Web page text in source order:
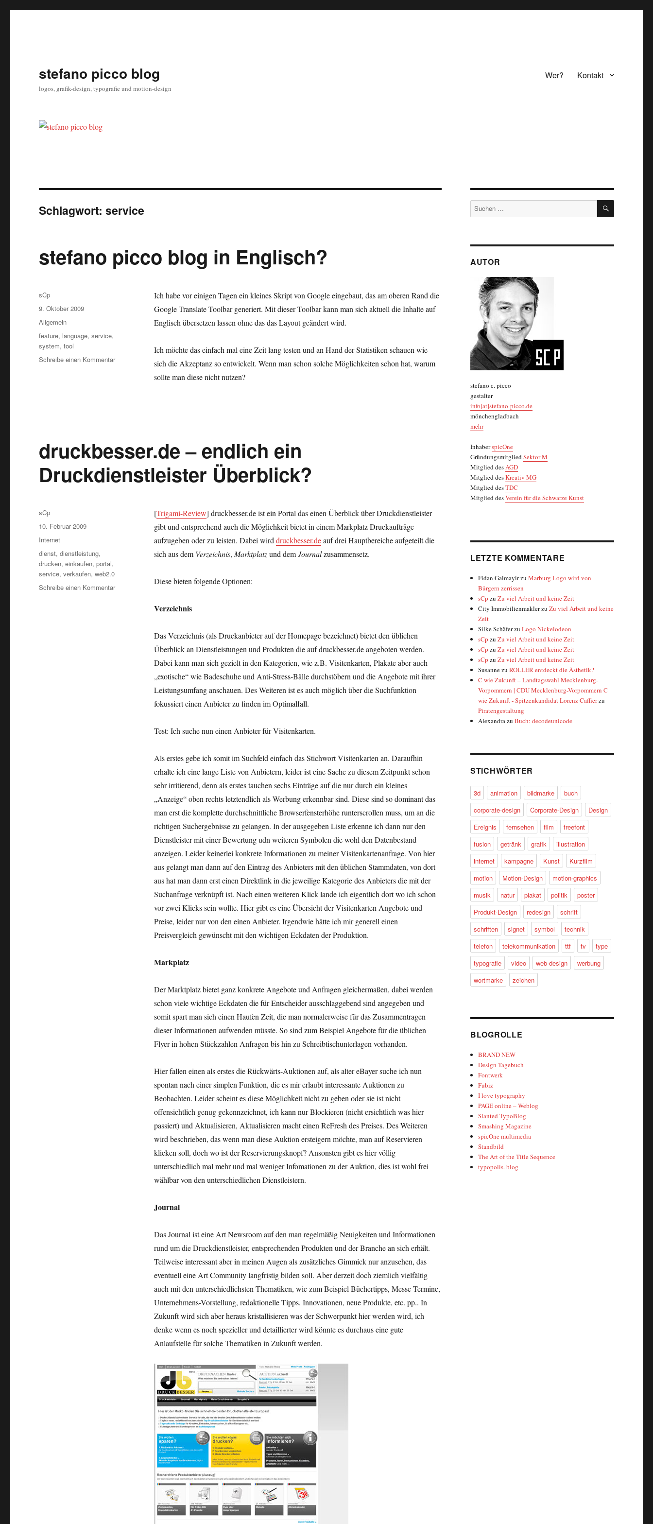
stefano picco blog
logos, grafik-design, typografie und motion-design
Wer? Kontakt
Schlagwort:service
stefano picco blog in Englisch?
Ich habe vor einigen Tagen ein kleines Skript von Google eingebaut, das am oberen Rand die
Google Translate Toolbar generiert. Mit dieser Toolbar kann man sich aktuell die Inhalte auf
Englisch übersetzen lassen ohne das das Layout geändert wird.
Ich möchte das einfach mal eine Zeit lang testen und an Hand der Statistiken schauen wie
sich die Akzeptanz so entwickelt. Wenn man schon solche Möglichkeiten schon hat, warum
sollte man diese nicht nutzen?
Autor
sCp
Veröffentlicht
am
9. Oktober 2009
Kategorien
Allgemein
Schlagwörter
feature, language,service,
system,tool
Schreibe einen Kommentarzu
druckbesser.de – endlich ein
Druckdienstleister Überblick?
[Trigami-Review] druckbesser.de ist ein Portal das einen Überblick über Druckdienstleister
gibt und entsprechend auch die Möglichkeit bietet in einem Markplatz Druckaufträge
aufzugeben oder zu leisten. Dabei wirddruckbesser.deauf drei Hauptbereiche aufgeteilt die
sich aus dem Verzeichnis, Marktplatzund demJournalzusammensetz.
Diese bieten folgende Optionen:
Verzeichnis
Das Verzeichnis (als Druckanbieter auf der Homepage bezeichnet) bietet den üblichen
Überblick an Dienstleistungen und Produkten die auf druckbesser.de angeboten werden.
Dabei kann man sich gezielt in den Kategorien, wie z.B. Visitenkarten, Plakate aber auch
„exotische“ wie Badeschuhe und Anti-Stress-Bälle durchstöbern und die Angebote mit ihrer
Leistungsumfang anschauen. Des Weiteren ist es auch möglich über die Suchfunktion
fokussiert einen Anbieter zu finden im Optimalfall.
Test: Ich suche nun einen Anbieter für Visitenkarten.
Als erstes gebe ich somit im Suchfeld einfach das Stichwort Visitenkarten an. Daraufhin
erhalte ich eine lange Liste von Anbietern, leider ist eine Sache zu diesem Zeitpunkt schon
sehr irritierend, denn als erstes tauchen sechs Einträge auf die nur durch ein kleines
„Anzeige“ oben rechts letztendlich als Werbung erkennbar sind. Diese sind so dominant das
man erst die komplette durchschnittliche Browserfensterhöhe runterscrollen muss, um an die
richtigen Suchergebnisse zu gelangen. In der ausgegeben Liste erkenne ich dann nur den
Dienstleister mit einer Bewertung udn weiteren Symbolen die wohl den Datenbestand
anzeigen. Leider keinerlei konkrete Informationen zu meiner Visitenkartenanfrage. Von hier
aus gelangt man dann auf den Eintrag des Anbieters mit den üblichen Stammdaten, von dort
aus hat man dann erst einen Direktlink in die jeweilige Kategorie des Anbieters die mit der
Suchanfrage verknüpft ist. Nach einen weiteren Klick lande ich eigentlich dort wo ich schon
vor zwei Klicks sein wollte. Hier gibt es eine Übersicht der Visitenkarten Angebote und
Preise, leider nur von den einen Anbieter. Irgendwie hätte ich mir generell einen
Preisvergleich gewünscht mit den wichtigen Eckdaten der Produktion.
Markplatz
Der Marktplatz bietet ganz konkrete Angebote und Anfragen gleichermaßen, dabei werden
schon viele wichtige Eckdaten die für Entscheider ausschlaggebend sind angegeben und
somit spart man sich einen Haufen Zeit, die man normalerweise für das Zusammentragen
dieser Informationen aufwenden müsste. So sind zum Beispiel Angebote für die üblichen
Flyer in hohen Stückzahlen Anfragen bis hin zu Schreibtischunterlagen vorhanden.
Hier fallen einen als erstes die Rückwärts-Auktionen auf, als alter eBayer suche ich nun
spontan nach einer simplen Funktion, die es mir erlaubt interessante Auktionen zu
Beobachten. Leider scheint es diese Möglichkeit nicht zu geben oder sie ist nicht
offensichtlich genug gekennzeichnet, ich kann nur Blockieren (nicht ersichtlich was hier
passiert) und Aktualisieren, Aktualisieren macht einen ReFresh des Preises. Des Weiteren
wird beschrieben, das wenn man diese Auktion ersteigern möchte, man auf Reservieren
klicken soll, doch wo ist der Reservierungsknopf? Ansonsten gibt es hier völlig
unterschiedlich mal mehr und mal weniger Infomationen zu der Auktion, dies ist wohl frei
wählbar von den unterschiedlichen Dienstleistern.
Journal
Das Journal ist eine Art Newsroom auf den man regelmäßig Neuigkeiten und Informationen
rund um die Druckdienstleister, entsprechenden Produkten und der Branche an sich erhält.
Teilweise interessant aber in meinen Augen als zusätzliches Gimmick nur anzusehen, das
eventuell eine Art Community langfristig bilden soll. Aber derzeit doch ziemlich vielfältig
auch mit den unterschiedlichsten Thematiken, wie zum Beispiel Büchertipps, Messe Termine,
Unternehmens-Vorstellung, redaktionelle Tipps, Innovationen, neue Produkte, etc. pp.. In
Zukunft wird sich aber heraus kristallisieren was der Schwerpunkt hier werden wird, ich
denke wenn es noch spezieller und detaillierter wird könnte es durchaus eine gute
Anlaufstelle für solche Thematiken in Zukunft werden.
Autor
sCp
Veröffentlicht
am
10. Februar 2009
Kategorien
Internet
Schlagwörter
dienst,dienstleistung,
drucken,einkaufen,portal,
service,verkaufen,web2.0
Schreibe einen Kommentarzu
Druckdienstleister
Suchen
nach:
SUCHEN
AUTOR
stefano c. picco
gestalter
info[at]stefano-picco.de
mönchengladbach
mehr
InhaberspicOne
GründungsmitgliedSektor M
Mitglied desAGD
Mitglied desKreativ MG
Mitglied desTDC
Mitglied desVerein für die Schwarze Kunst
LETZTE KOMMENTARE
Fidan GalmayirzuMarburg Logo wird von
Bürgern zerrissen
sCp zuZu viel Arbeit und keine Zeit
City ImmobilienmaklerzuZu viel Arbeit und keine
Zeit
Silke SchäferzuLogo Nickelodeon
sCp zuZu viel Arbeit und keine Zeit
sCp zuZu viel Arbeit und keine Zeit
sCp zuZu viel Arbeit und keine Zeit
SusannezuROLLER entdeckt die Ästhetik?
C wie Zukunft – Landtagswahl Mecklenburg-
Vorpommern | CDU Mecklenburg-Vorpommern C
wie Zukunft - Spitzenkandidat Lorenz Caffierzu
Piratengestaltung
AlexandrazuBuch: decodeunicode
STICHWÖRTER
3d animation bildmarke
buch
corporate-design
Corporate-Design
Design
Ereignis
fernsehen film
freefont
fusion
getränk grafik
illustration
internet
kampagne Kunst
Kurzfilm
motion
Motion-Design
motion-graphics
musik
natur plakat politik
poster
Produkt-Design
redesign
schrift
schriften
signet symbol
technik
telefon
telekommunikation ttf tv
type
typografie
video web-design
werbung
wortmarke
zeichen
BLOGROLLE
BRAND NEW
Design Tagebuch
Fontwerk
Fubiz
I love typography
PAGE online – Weblog
Slanted TypoBlog
Smashing Magazine
spicOne multimedia
Standbild
The Art of the Title Sequence
typopolis. blog